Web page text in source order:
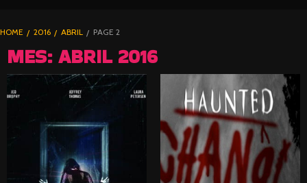
BLOGHORROR
⋆
HOME 2016 ABRIL PAGE 2
MES: ABRIL 2016